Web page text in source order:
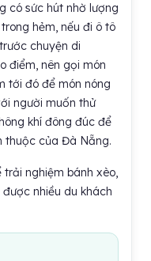
có sức hút nhờ lượng
hẻm, nếu đi ô tô
chuyện di
điểm, nên gọi món
tới đó để món nóng
người muốn thử
khí đông đúc để
thuộc của Đà Nẵng.
nghiệm bánh xèo,
nhiều du khách